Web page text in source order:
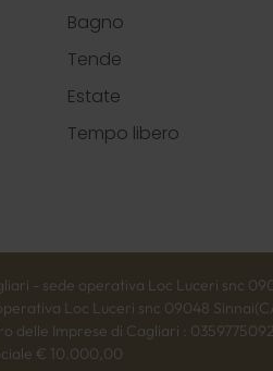
Bagno
Tende
Estate
Tempo libero
- sede operativa Loc Luceri snc
Loc Luceri snc 09048
delle Imprese di Cagliari :
€ 10.000,00